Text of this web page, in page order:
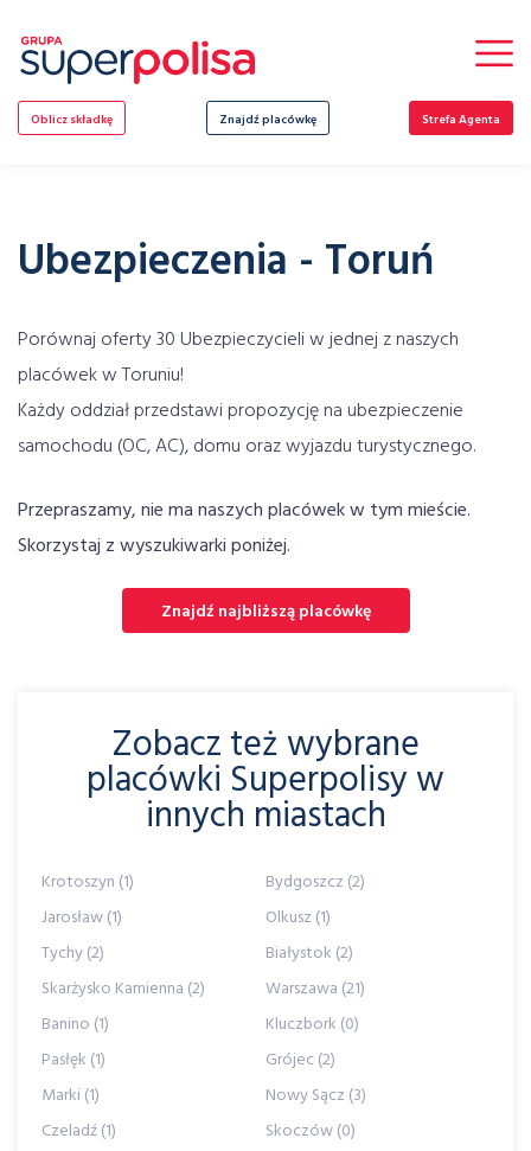
Oblicz składkę Znajdź placówkę Strefa Agenta
Ubezpieczenia - Toruń
Porównaj oferty 30 Ubezpieczycieli w jednej z naszych
placówek w Toruniu!
Każdy oddział przedstawi propozycję na ubezpieczenie
samochodu (OC, AC), domu oraz wyjazdu turystycznego.
Przepraszamy, nie ma naszych placówek w tym mieście.
Skorzystaj z wyszukiwarki poniżej.
Znajdź najbliższą placówkę
Zobacz też wybrane
placówki Superpolisy w
innych miastach
Krotoszyn (1)
Bydgoszcz (2)
Jarosław (1)
Olkusz (1)
Tychy (2)
Białystok (2)
Skarżysko Kamienna (2)
Warszawa (21)
Banino (1)
Kluczbork (0)
Pasłęk (1)
Grójec (2)
Marki (1)
Nowy Sącz (3)
Czeladź (1)
Skoczów (0)